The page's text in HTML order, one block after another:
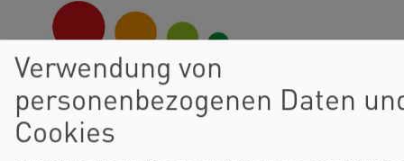
Verwendung von
personenbezogenen Daten
Cookies